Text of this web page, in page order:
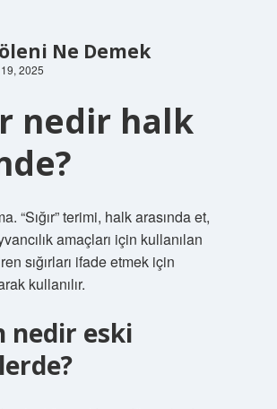
Ne Demek
2025
nedir halk
“Sığır” terimi, halk arasında et,
amaçları için kullanılan
sığırları ifade etmek için
kullanılır.
nedir eski